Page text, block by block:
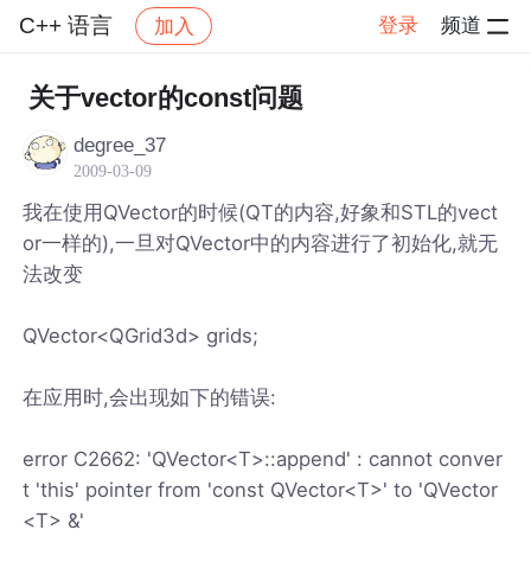
C++ 语言 加入 登录 频道
社区 C++ 语言 帖子详情
关于vector的const问题
degree_37
2009-03-09
我在使用QVector的时候(QT的内容,好象和STL的vect
or一样的),一旦对QVector中的内容进行了初始化,就无
法改变
QVector<QGrid3d> grids;
在应用时,会出现如下的错误:
error C2662: 'QVector<T>::append' : cannot conver
t 'this' pointer from 'const QVector<T>' to 'QVector
<T> &'